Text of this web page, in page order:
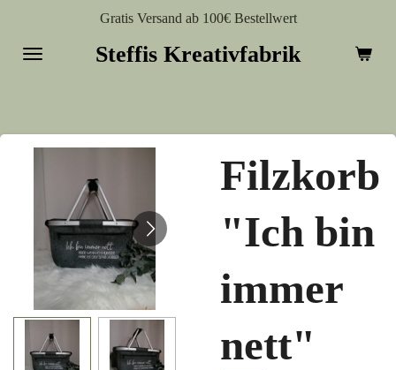
springen
Steffis Kreativfabrik
Gratis Versand ab 100€ Bestellwert
Filzkorb
"Ich bin
immer
nett"